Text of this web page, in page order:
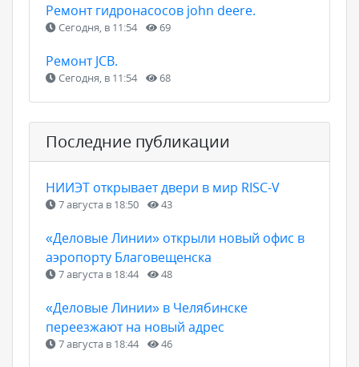
Ремонт гидронасосов john deere.
Сегодня, в 11:54 69
Ремонт JCB.
Сегодня, в 11:54 68
Последние публикации
НИИЭТ открывает двери в мир RISC-V
7 августа в 18:50 43
«Деловые Линии» открыли новый офис в
аэропорту Благовещенска
7 августа в 18:44 48
«Деловые Линии» в Челябинске
переезжают на новый адрес
7 августа в 18:44 46